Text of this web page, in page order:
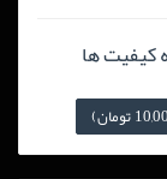
کیفیت ها